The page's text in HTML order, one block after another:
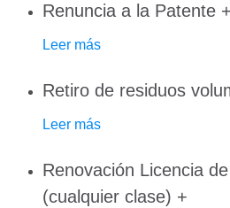
Renuncia a la Patente +
Leer más
Retiro de residuos
Leer más
Renovación Licencia
(cualquier clase) +